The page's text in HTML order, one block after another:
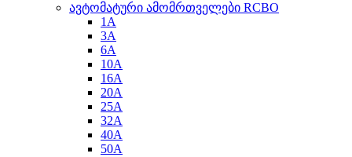
ავტომატური ამომრთველები RCBO
1A
3A
6A
10A
16A
20A
25A
32A
40A
50A